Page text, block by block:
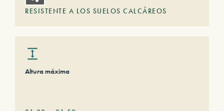
RESISTENTE A LOS SUELOS CALCÁREOS
Altura máxima